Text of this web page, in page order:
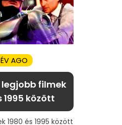
AGO
legjobb filmek
1995 között
1980 és 1995 között